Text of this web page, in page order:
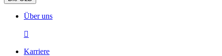
Über uns

Karriere